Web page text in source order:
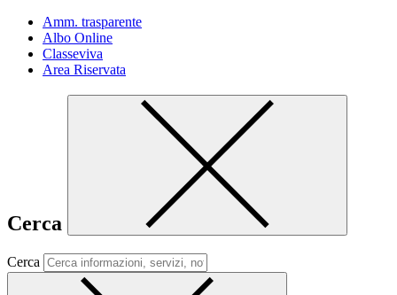
Amm. trasparente
Albo Online
Classeviva
Area Riservata
Cerca
Cerca